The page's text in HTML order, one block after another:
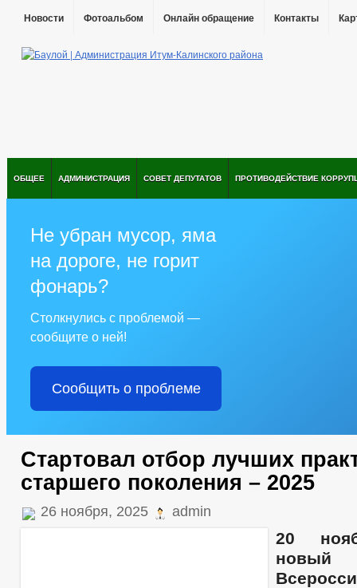
Новости Фотоальбом Онлайн обращение Контакты
ОБЩЕЕ АДМИНИСТРАЦИЯ СОВЕТ ДЕПУТАТОВ ПРОТИВОДЕЙСТВИЕ
Не убран мусор, яма
на дороге, не горит
фонарь?
Столкнулись с проблемой —
сообщите о ней!
Сообщить о проблеме
Стартовал отбор лучших
старшего поколения – 2025
26 ноября, 2025 admin
20